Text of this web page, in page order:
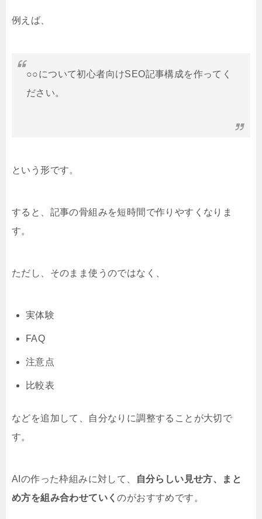
例えば、
○○について初心者向けSEO記事構成を作ってく
ださい。
という形です。
すると、記事の骨組みを短時間で作りやすくなりま
す。
ただし、そのまま使うのではなく、
実体験
FAQ
注意点
比較表
などを追加して、自分なりに調整することが大切で
す。
AIの作った枠組みに対して、
自分らしい見せ方、まと
め方を組み合わせていくのがおすすめです。